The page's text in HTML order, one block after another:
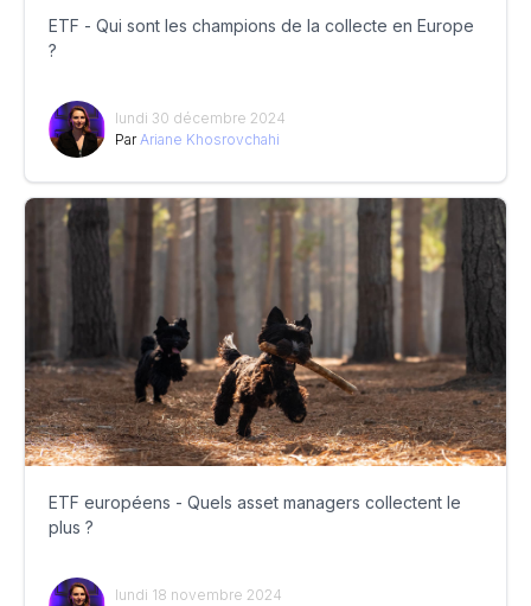
ETF - Qui sont les champions de la collecte en Europe
?
lundi 30 décembre 2024
Par Ariane Khosrovchahi
ETF européens - Quels asset managers collectent le
plus ?
lundi 18 novembre 2024